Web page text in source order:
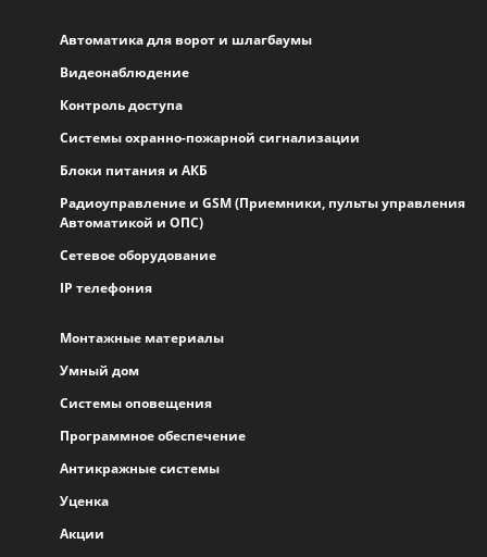
Автоматика для ворот и шлагбаумы
Видеонаблюдение
Контроль доступа
Системы охранно-пожарной сигнализации
Блоки питания и АКБ
Радиоуправление и GSM (Приемники, пульты управления
Автоматикой и ОПС)
Сетевое оборудование
IP телефония
Монтажные материалы
Умный дом
Системы оповещения
Программное обеспечение
Антикражные системы
Уценка
Акции